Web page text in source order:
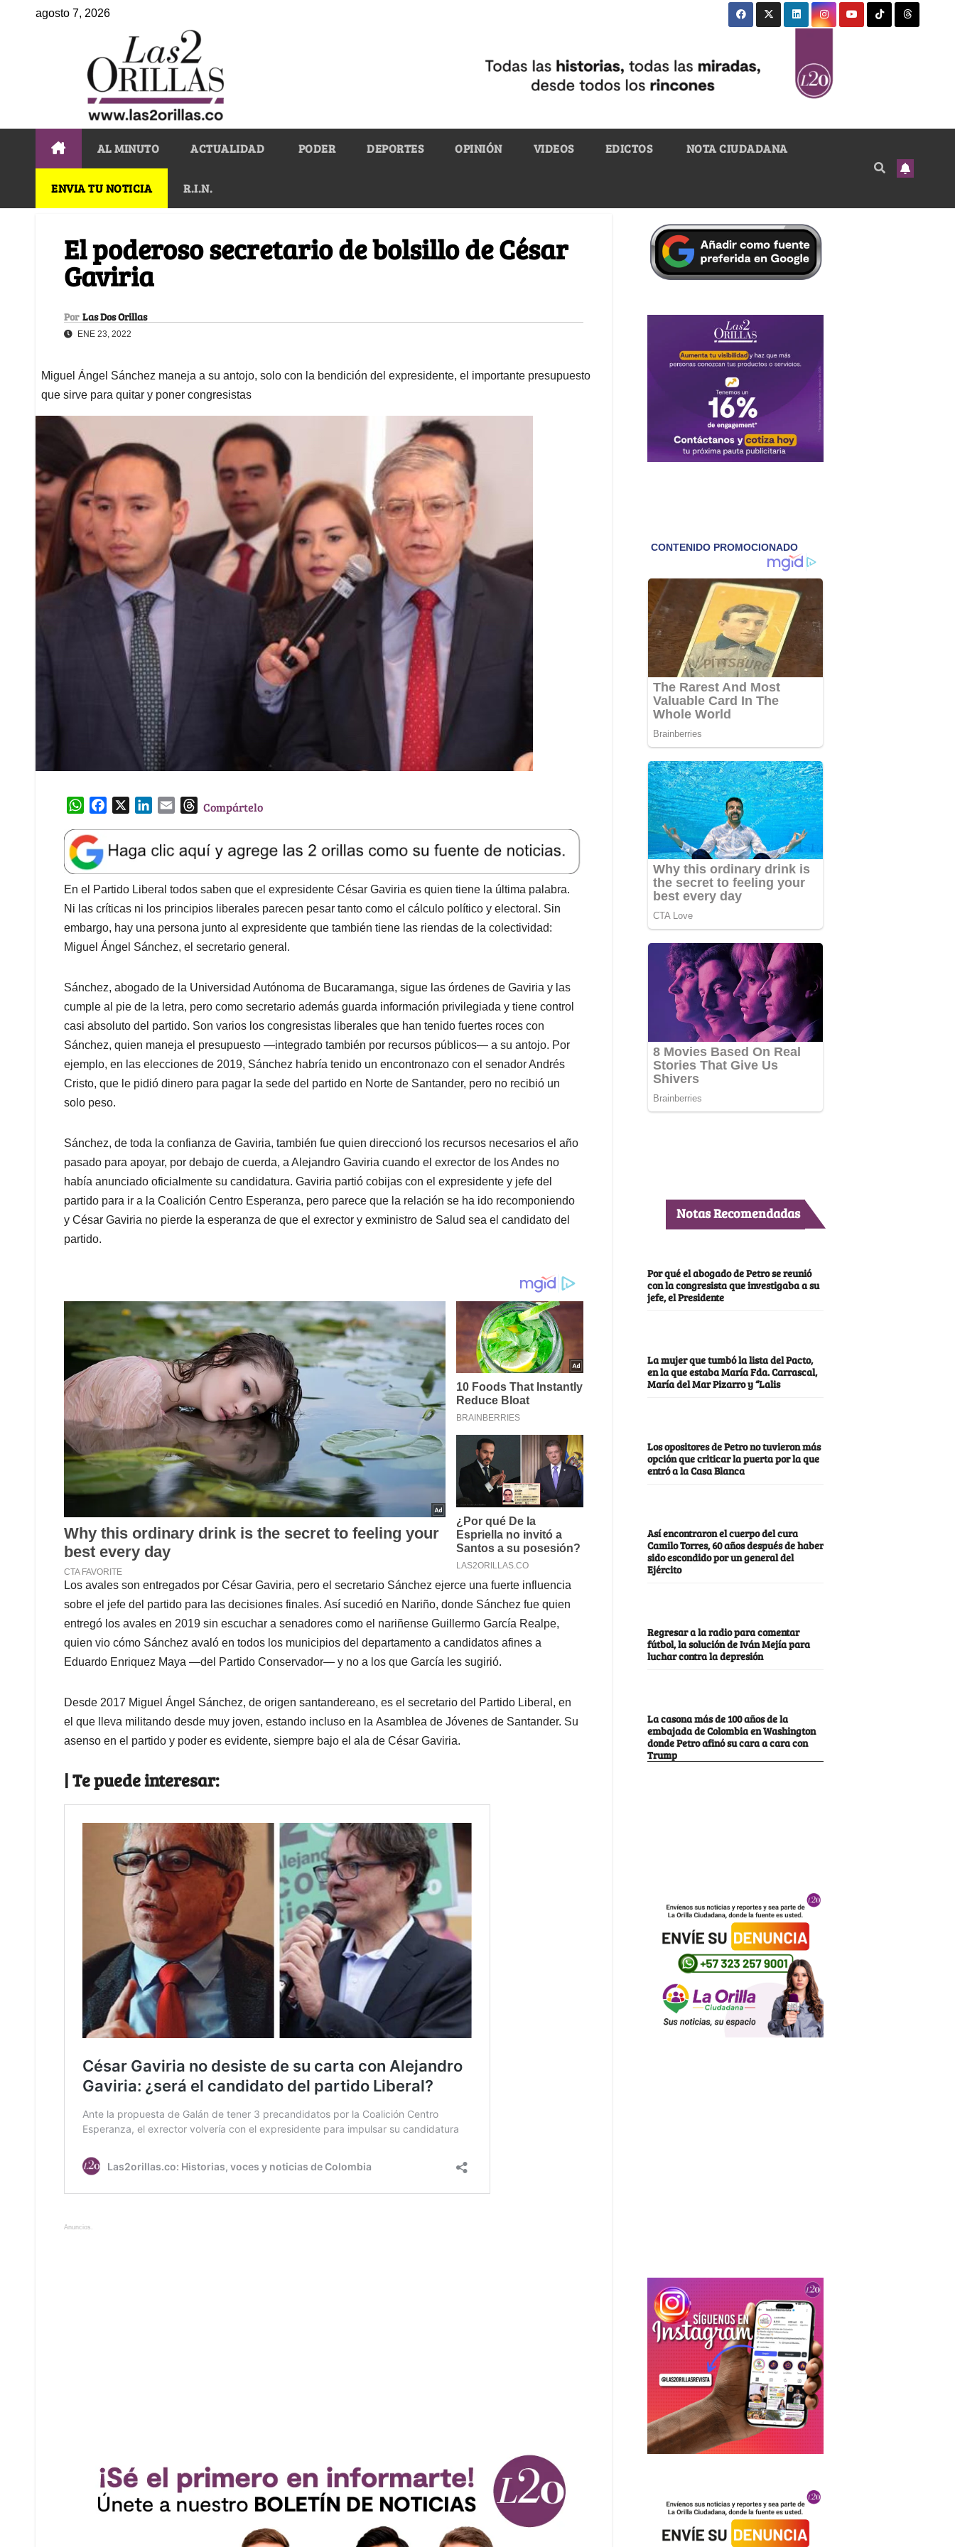
agosto 7, 2026
AL MINUTO ACTUALIDAD PODER DEPORTES OPINIÓN VIDEOS EDICTOS NOTA CIUDADANA
ENVIA TU NOTICIA R.I.N.
El poderoso secretario de bolsillo de César
Gaviria
Por Las Dos Orillas
ENE 23, 2022
Miguel Ángel Sánchez maneja a su antojo, solo con la bendición del expresidente, el importante presupuesto
que sirve para quitar y poner congresistas
W
a
t
s
A
p
p
e
b
o
o
k
k
e
d
I
n
l
T
e
a
d
s
Compártelo
En el Partido Liberal todos saben que el expresidente César Gaviria es quien tiene la última palabra.
Ni las críticas ni los principios liberales parecen pesar tanto como el cálculo político y electoral. Sin
embargo, hay una persona junto al expresidente que también tiene las riendas de la colectividad:
Miguel Ángel Sánchez, el secretario general.
Sánchez, abogado de la Universidad Autónoma de Bucaramanga, sigue las órdenes de Gaviria y las
cumple al pie de la letra, pero como secretario además guarda información privilegiada y tiene control
casi absoluto del partido. Son varios los congresistas liberales que han tenido fuertes roces con
Sánchez, quien maneja el presupuesto —integrado también por recursos públicos— a su antojo. Por
ejemplo, en las elecciones de 2019, Sánchez habría tenido un encontronazo con el senador Andrés
Cristo, que le pidió dinero para pagar la sede del partido en Norte de Santander, pero no recibió un
solo peso.
Sánchez, de toda la confianza de Gaviria, también fue quien direccionó los recursos necesarios el año
pasado para apoyar, por debajo de cuerda, a Alejandro Gaviria cuando el exrector de los Andes no
había anunciado oficialmente su candidatura. Gaviria partió cobijas con el expresidente y jefe del
partido para ir a la Coalición Centro Esperanza, pero parece que la relación se ha ido recomponiendo
y César Gaviria no pierde la esperanza de que el exrector y exministro de Salud sea el candidato del
partido.
Los avales son entregados por César Gaviria, pero el secretario Sánchez ejerce una fuerte influencia
sobre el jefe del partido para las decisiones finales. Así sucedió en Nariño, donde Sánchez fue quien
entregó los avales en 2019 sin escuchar a senadores como el nariñense Guillermo García Realpe,
quien vio cómo Sánchez avaló en todos los municipios del departamento a candidatos afines a
Eduardo Enriquez Maya —del Partido Conservador— y no a los que García les sugirió.
Desde 2017 Miguel Ángel Sánchez, de origen santandereano, es el secretario del Partido Liberal, en
el que lleva militando desde muy joven, estando incluso en la Asamblea de Jóvenes de Santander. Su
asenso en el partido y poder es evidente, siempre bajo el ala de César Gaviria.
| Te puede interesar:
Anuncios.
Notas Recomendadas
Por qué el abogado de Petro se reunió
con la congresista que investigaba a su
jefe, el Presidente
La mujer que tumbó la lista del Pacto,
en la que estaba María Fda. Carrascal,
María del Mar Pizarro y “Lalis
Los opositores de Petro no tuvieron más
opción que criticar la puerta por la que
entró a la Casa Blanca
Así encontraron el cuerpo del cura
Camilo Torres, 60 años después de haber
sido escondido por un general del
Ejército
Regresar a la radio para comentar
fútbol, la solución de Iván Mejía para
luchar contra la depresión
La casona más de 100 años de la
embajada de Colombia en Washington
donde Petro afinó su cara a cara con
Trump